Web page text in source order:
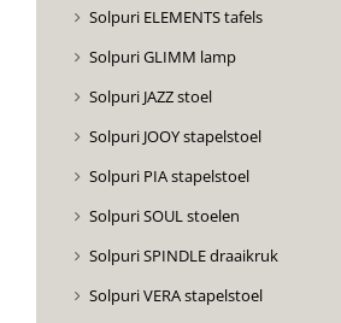
Solpuri ELEMENTS tafels
Solpuri GLIMM lamp
Solpuri JAZZ stoel
Solpuri JOOY stapelstoel
Solpuri PIA stapelstoel
Solpuri SOUL stoelen
Solpuri SPINDLE draaikruk
Solpuri VERA stapelstoel